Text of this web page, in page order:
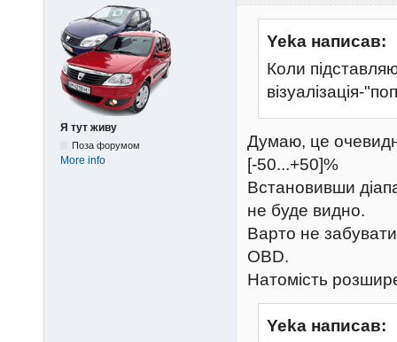
Я тут живу
Поза форумом
More info
Yeka написав:
Коли
візуалізація-
Думаю, це
[-50...+50]%
Встановивши
не буде видно.
Варто не
OBD.
Натомість
Yeka написав: